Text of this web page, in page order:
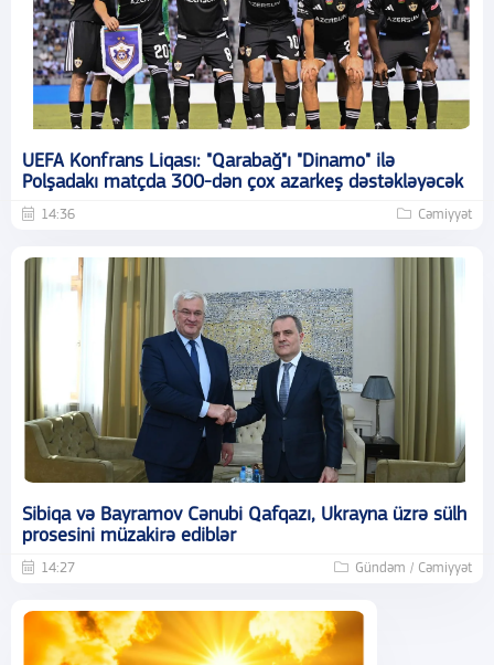
UEFA Konfrans Liqası: "Qarabağ"ı "Dinamo" ilə
Polşadakı matçda 300-dən çox azarkeş dəstəkləyəcək
14:36 Cəmiyyət
Sibiqa və Bayramov Cənubi Qafqazı, Ukrayna üzrə sülh
prosesini müzakirə ediblər
14:27 Gündəm / Cəmiyyət